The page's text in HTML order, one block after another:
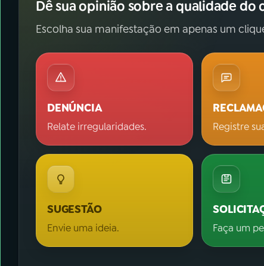
Dê sua opinião sobre a qualidade do
Escolha sua manifestação em apenas um
DENÚNCIA
Relate irregularidades. Registre
SUGESTÃO
Envie uma ideia. Faça um